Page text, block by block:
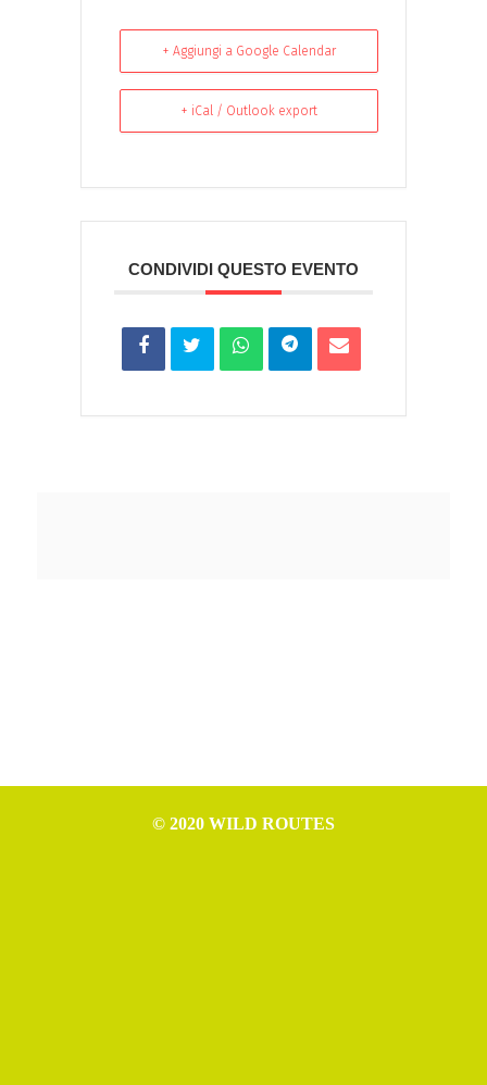
+ Aggiungi a Google Calendar
+ iCal / Outlook export
CONDIVIDI QUESTO EVENTO
© 2020 WILD ROUTES